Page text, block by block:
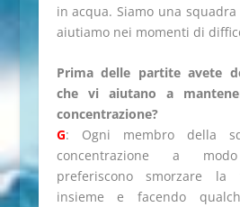
in acqua. Siamo una
aiutiamo nei momenti di
Prima delle partite avete
che vi aiutano a
concentrazione?
G: Ogni membro della
concentrazione a
preferiscono smorzare la
insieme e facendo